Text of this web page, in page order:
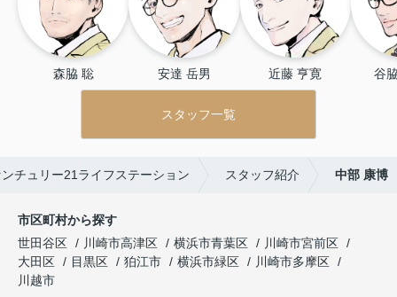
森脇 聡 安達 岳男 近藤 亨寛 谷
スタッフ一覧
チュリー21ライフステーション スタッフ紹介 中部 康博
市区町村から探す
世田谷区
川崎市高津区 横浜市青葉区
川崎市宮前区
大田区
目黒区 狛江市 横浜市緑区
川崎市多摩区
川越市